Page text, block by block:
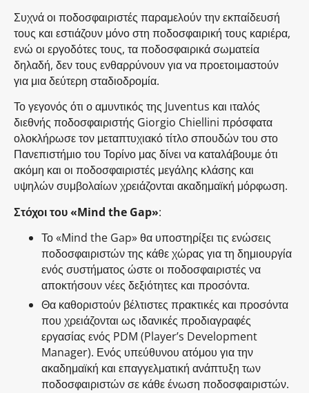
Συχνά οι ποδοσφαιριστές παραμελούν την εκπαίδευσή
τους και εστιάζουν μόνο στη ποδοσφαιρική τους καριέρα,
ενώ οι εργοδότες τους, τα ποδοσφαιρικά σωματεία
δηλαδή, δεν τους ενθαρρύνουν για να προετοιμαστούν
για μια δεύτερη σταδιοδρομία.
Το γεγονός ότι ο αμυντικός της Juventus και ιταλός
διεθνής ποδοσφαιριστής Giorgio Chiellini πρόσφατα
ολοκλήρωσε τον μεταπτυχιακό τίτλο σπουδών του στο
Πανεπιστήμιο του Τορίνο μας δίνει να καταλάβουμε ότι
ακόμη και οι ποδοσφαιριστές μεγάλης κλάσης και
υψηλών συμβολαίων χρειάζονται ακαδημαϊκή μόρφωση.
Στόχοι του «Mind the Gap»:
Το «Mind the Gap» θα υποστηρίξει τις ενώσεις
ποδοσφαιριστών της κάθε χώρας για τη δημιουργία
ενός συστήματος ώστε οι ποδοσφαιριστές να
αποκτήσουν νέες δεξιότητες και προσόντα.
Θα καθοριστούν βέλτιστες πρακτικές και προσόντα
που χρειάζονται ως ιδανικές προδιαγραφές
εργασίας ενός PDM (Player’s Development
Manager). Ενός υπεύθυνου ατόμου για την
ακαδημαϊκή και επαγγελματική ανάπτυξη των
ποδοσφαιριστών σε κάθε ένωση ποδοσφαιριστών.